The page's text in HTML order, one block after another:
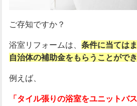
この条件で
ご存知ですか？
浴室リフォームは、 条件に当ては
自治体の補助金をもらうことがで
例えば、
「タイル張りの浴室をユニットバ